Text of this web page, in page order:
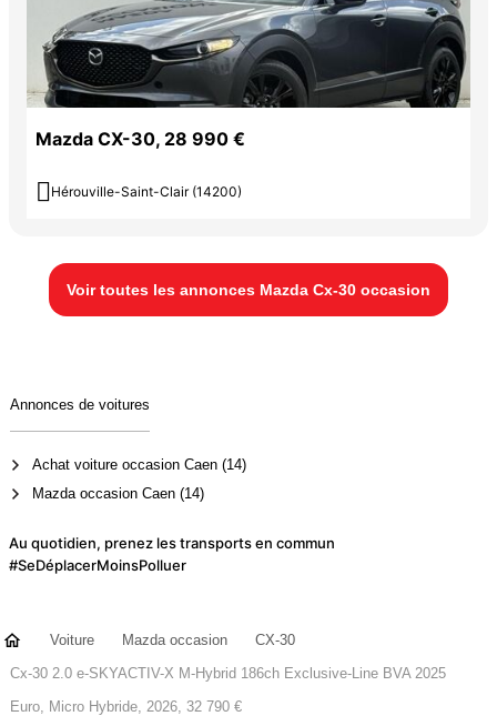
Mazda CX-30, 28 990 €
 Hérouville-Saint-Clair (14200)
Voir toutes les annonces Mazda Cx-30 occasion
Annonces de voitures
Achat voiture occasion Caen (14)
Mazda occasion Caen (14)
Au quotidien, prenez les transports en commun
#SeDéplacerMoinsPolluer
Voiture Mazda occasion
CX-30
Cx-30 2.0 e-SKYACTIV-X M-Hybrid 186ch Exclusive-Line BVA 2025
Euro, Micro Hybride, 2026, 32 790 €